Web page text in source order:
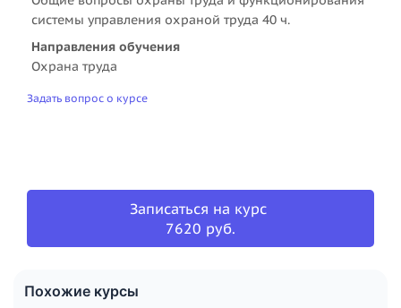
системы управления охраной труда 40 ч.
Направления обучения
Охрана труда
Задать вопрос о курсе
Записаться на курс
7620 руб.
Похожие курсы